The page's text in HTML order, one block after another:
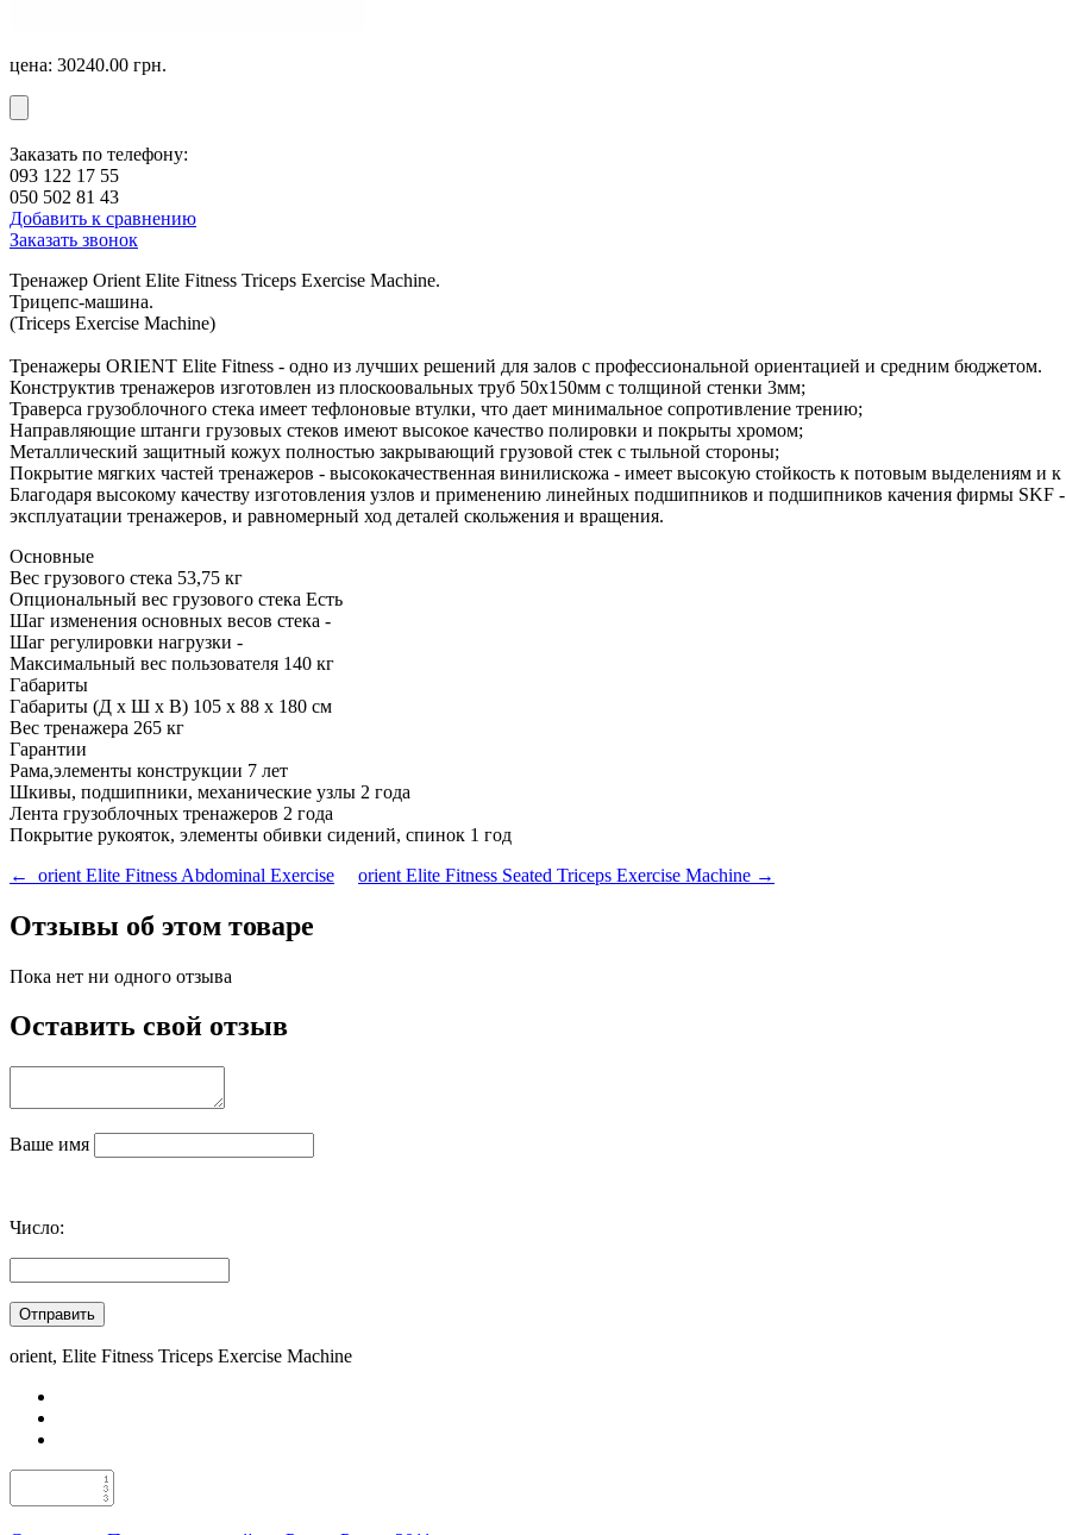
цена: 30240.00 грн.
Заказать по телефону:
093 122 17 55
050 502 81 43
Добавить к сравнению
Заказать звонок
Тренажер Orient Elite Fitness Triceps Exercise Machine.
Трицепс-машина.
(Triceps Exercise Machine)
Тренажеры ORIENT Elite Fitness - одно из лучших решений для залов с профессиональной ориентацией и средним бюджетом.
Конструктив тренажеров изготовлен из плоскоовальных труб 50x150мм с толщиной стенки 3мм;
Траверса грузоблочного стека имеет тефлоновые втулки, что дает минимальное сопротивление трению;
Направляющие штанги грузовых стеков имеют высокое качество полировки и покрыты хромом;
Металлический защитный кожух полностью закрывающий грузовой стек с тыльной стороны;
Покрытие мягких частей тренажеров - высококачественная винилискожа - имеет высокую стойкость к потовым выделениям и
Благодаря высокому качеству изготовления узлов и применению линейных подшипников и подшипников качения фирмы SKF -
эксплуатации тренажеров, и равномерный ход деталей скольжения и вращения.
Основные
Вес грузового стека 53,75 кг
Опциональный вес грузового стека Есть
Шаг изменения основных весов стека -
Шаг регулировки нагрузки -
Максимальный вес пользователя 140 кг
Габариты
Габариты (Д х Ш х В) 105 x 88 x 180 см
Вес тренажера 265 кг
Гарантии
Рама,элементы конструкции 7 лет
Шкивы, подшипники, механические узлы 2 года
Лента грузоблочных тренажеров 2 года
Покрытие рукояток, элементы обивки сидений, спинок 1 год
← orient Elite Fitness Abdominal Exercise
orient Elite Fitness Seated Triceps Exercise Machine →
Отзывы об этом товаре
Пока нет ни одного отзыва
Оставить свой отзыв
Ваше имя
Число:
orient, Elite Fitness Triceps Exercise Machine